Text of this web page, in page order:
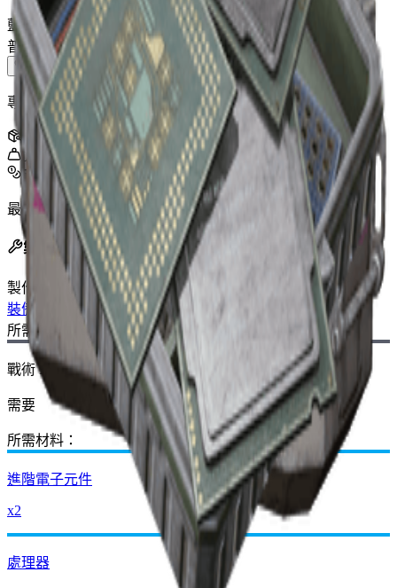
藍圖
普通
專注於治療的增強裝備，為治療物品增加額外欄位。
堆疊: 1
0
5,000
最後更新 :Nov 11, 2025
製作配方
製作臺
裝備工作台
所需藍圖：
戰術 Mk. 3（治療）藍圖
需要
所需材料：
進階電子元件
x2
處理器